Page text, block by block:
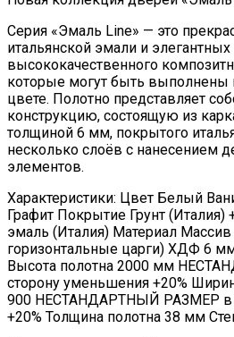
Cерия «Эмаль Line» — это
итальянской эмали и элегантных
высококачественного
которые могут быть выполнены
цвете. Полотно представляет
конструкцию, состоящую из
толщиной 6 мм, покрытого
несколько слоёв с нанесением
элементов.
Характеристики: Цвет Белый
Графит Покрытие Грунт (Италия)
эмаль (Италия) Материал
горизонтальные царги) ХДФ 6
Высота полотна 2000 мм
сторону уменьшения +20%
900 НЕСТАНДАРТНЫЙ РАЗМЕР в
+20% Толщина полотна 38 мм